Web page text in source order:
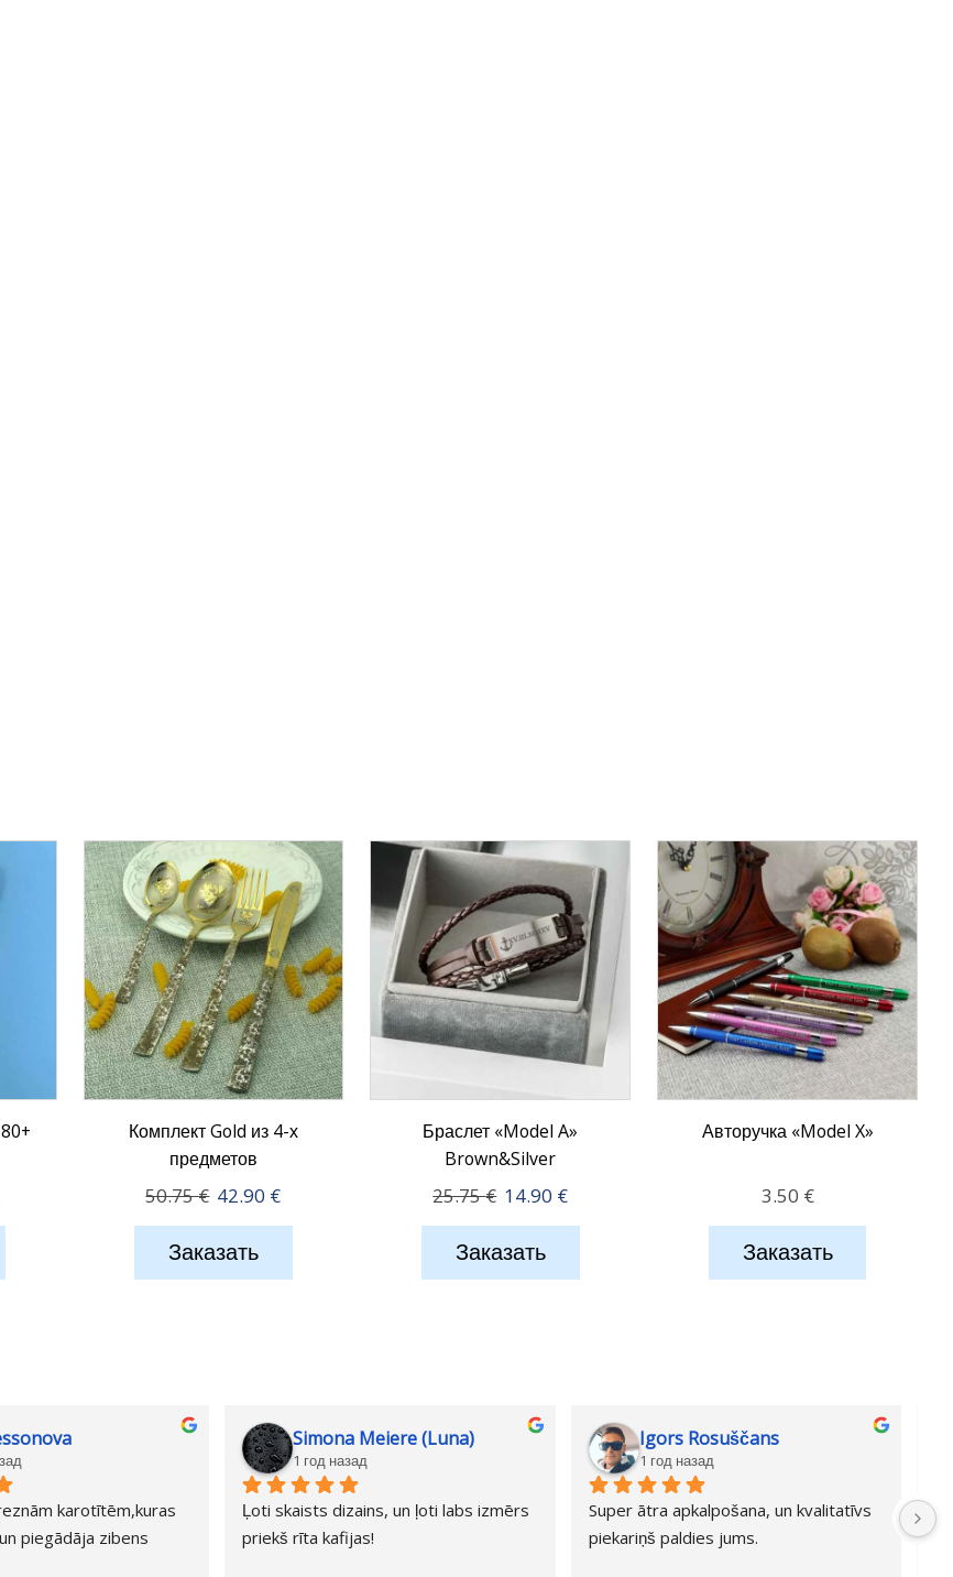
Комплект Gold из 4-х
предметов
50.75€ Первоначальная
цена
составляла
50.75 €.
42.90 €Текущая
цена:
Заказать
Браслет «Model A»
Brown&Silver
25.75€ Первоначальная
цена
составляла
25.75 €.
14.90 €Текущая
цена:
Заказать
Авторучка «Model X»
3.50 €
Заказать
karotītēm,kuras
piegādāja zibens
Simona Meiere (Luna)
1 год назад
Ļoti skaists dizains, un ļoti labs izmērs
priekš rīta kafijas!
Igors Rosuščans
1 год назад
Super ātra apkalpošana, un kvalitatīvs
piekariņš paldies jums.